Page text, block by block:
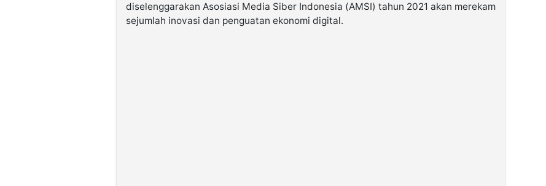
diselenggarakan Asosiasi Media Siber Indonesia (AMSI) tahun 2021 akan merekam
sejumlah inovasi dan penguatan ekonomi digital.